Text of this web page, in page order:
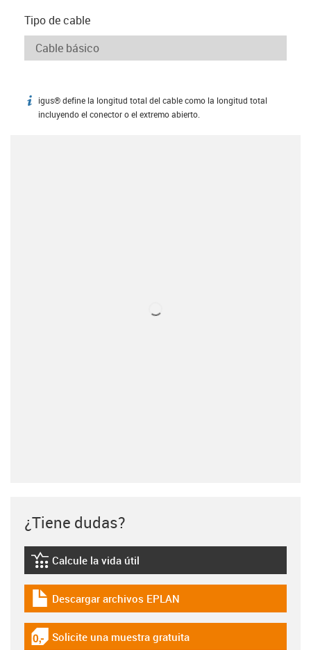
Tipo de cable
igus-icon-info
igus® define la longitud total del cable como la longitud total
incluyendo el conector o el extremo abierto.
¿Tiene dudas?
igus-icon-lebensdauerrechner
Calcule la vida útil
igus-icon-download-plan
Descargar archivos EPLAN
igus-icon-gratismuster
Solicite una muestra gratuita